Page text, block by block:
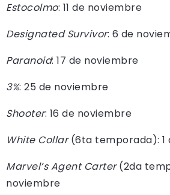
Estocolmo: 11 de noviembre
Designated Survivor: 6 de
Paranoid: 17 de noviembre
3%: 25 de noviembre
Shooter: 16 de noviembre
White Collar(6ta temporada): 1
Marvel’s Agent Carter(2da
noviembre